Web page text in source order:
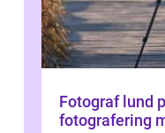
Fotograf lund profesjonell
fotografering